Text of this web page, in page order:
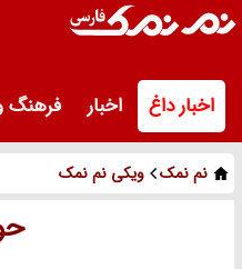
اخبار داغ اخبار فرهنگ
نم نمک ویکی نم نمک